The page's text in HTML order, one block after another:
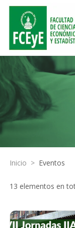
Inicio > Eventos
13 elementos en